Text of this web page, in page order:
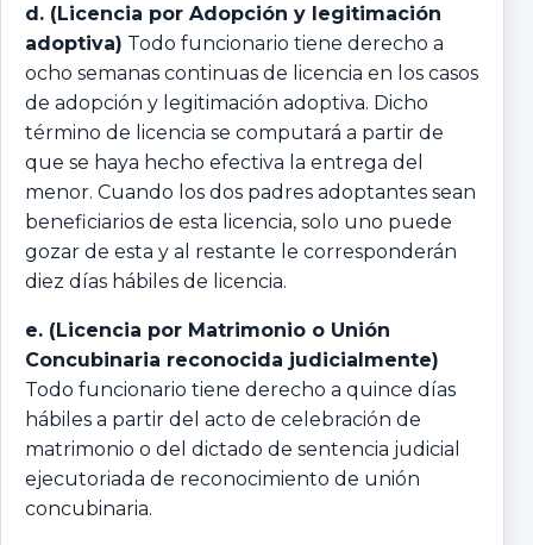
d. (Licencia por Adopción y legitimación
adoptiva) Todo funcionario tiene derecho a
ocho semanas continuas de licencia en los casos
de adopción y legitimación adoptiva. Dicho
término de licencia se computará a partir de
que se haya hecho efectiva la entrega del
menor. Cuando los dos padres adoptantes sean
beneficiarios de esta licencia, solo uno puede
gozar de esta y al restante le corresponderán
diez días hábiles de licencia.
e. (Licencia por Matrimonio o Unión
Concubinaria reconocida judicialmente)
Todo funcionario tiene derecho a quince días
hábiles a partir del acto de celebración de
matrimonio o del dictado de sentencia judicial
ejecutoriada de reconocimiento de unión
concubinaria.